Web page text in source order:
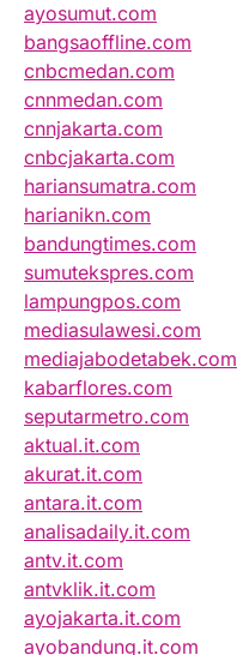
ayosumut.com
bangsaoffline.com
cnbcmedan.com
cnnmedan.com
cnnjakarta.com
cnbcjakarta.com
hariansumatra.com
harianikn.com
bandungtimes.com
sumutekspres.com
lampungpos.com
mediasulawesi.com
mediajabodetabek.com
kabarflores.com
seputarmetro.com
aktual.it.com
akurat.it.com
antara.it.com
analisadaily.it.com
antv.it.com
antvklik.it.com
ayojakarta.it.com
ayobandung.it.com